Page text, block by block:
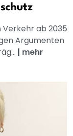
ab 2035
Argumenten
| mehr